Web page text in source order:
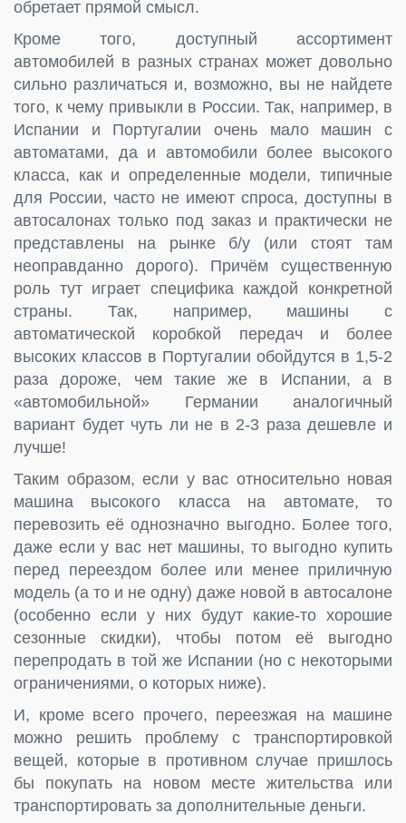
обретает прямой смысл.
Кроме того, доступный ассортимент
автомобилей в разных странах может довольно
сильно различаться и, возможно, вы не найдете
того, к чему привыкли в России. Так, например, в
Испании и Португалии очень мало машин с
автоматами, да и автомобили более высокого
класса, как и определенные модели, типичные
для России, часто не имеют спроса, доступны в
автосалонах только под заказ и практически не
представлены на рынке б/у (или стоят там
неоправданно дорого). Причём существенную
роль тут играет специфика каждой конкретной
страны. Так, например, машины с
автоматической коробкой передач и более
высоких классов в Португалии обойдутся в 1,5-2
раза дороже, чем такие же в Испании, а в
«автомобильной» Германии аналогичный
вариант будет чуть ли не в 2-3 раза дешевле и
лучше!
Таким образом, если у вас относительно новая
машина высокого класса на автомате, то
перевозить её однозначно выгодно. Более того,
даже если у вас нет машины, то выгодно купить
перед переездом более или менее приличную
модель (а то и не одну) даже новой в автосалоне
(особенно если у них будут какие-то хорошие
сезонные скидки), чтобы потом её выгодно
перепродать в той же Испании (но с некоторыми
ограничениями, о которых ниже).
И, кроме всего прочего, переезжая на машине
можно решить проблему с транспортировкой
вещей, которые в противном случае пришлось
бы покупать на новом месте жительства или
транспортировать за дополнительные деньги.